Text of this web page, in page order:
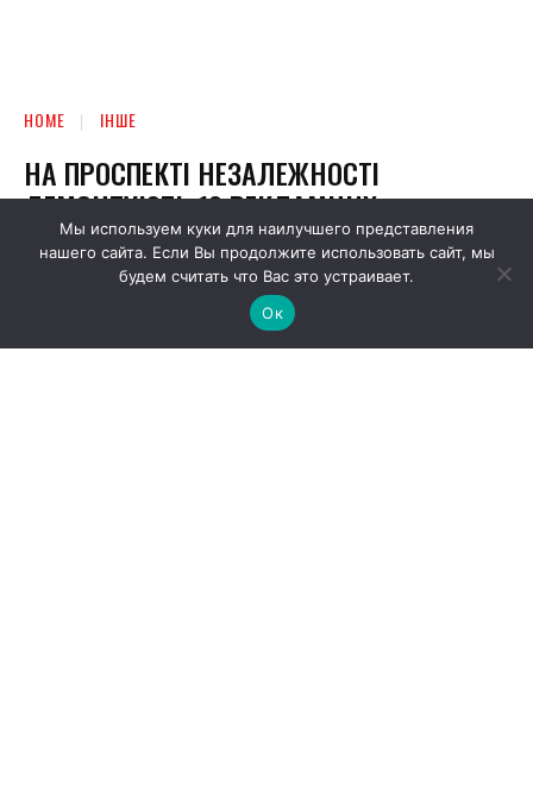
Мы используем куки для наилучшего представления
нашего сайта. Если Вы продолжите использовать сайт, мы
будем считать что Вас это устраивает.
Ок